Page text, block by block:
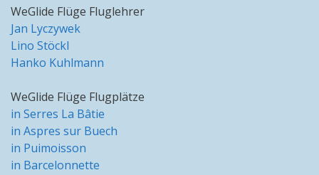
WeGlide Flüge Fluglehrer
Jan Lyczywek
Lino Stöckl
Hanko Kuhlmann
WeGlide Flüge Flugplätze
in Serres La Bâtie
in Aspres sur Buech
in Puimoisson
in Barcelonnette